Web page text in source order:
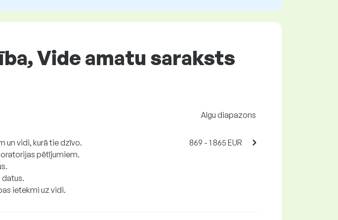
Vide amatu saraksts
Algu diapazons
un vidi, kurā tie dzīvo.
pētījumiem.
ietekmi uz vidi.
869 - 1 865 EUR